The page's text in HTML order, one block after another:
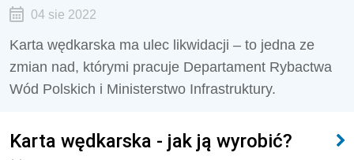
04 sie 2022
Karta wędkarska ma ulec likwidacji – to jedna ze
zmian nad, którymi pracuje Departament Rybactwa
Wód Polskich i Ministerstwo Infrastruktury.
Karta wędkarska - jak ją wyrobić?